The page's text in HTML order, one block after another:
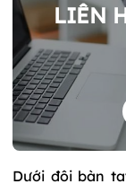
LIÊN
Dưới đôi bàn